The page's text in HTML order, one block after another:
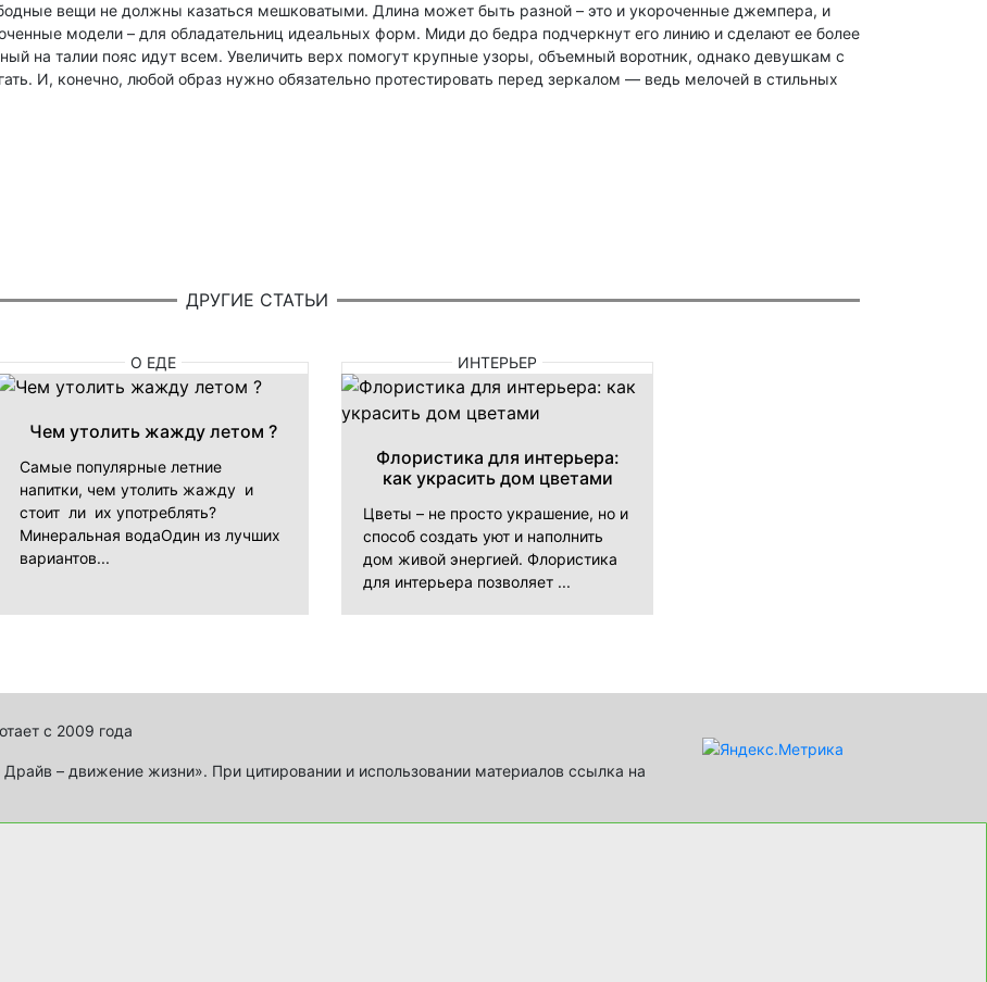
вещи не должны казаться мешковатыми. Длина может быть разной – это и укороченные джемпера, и
модели – для обладательниц идеальных форм. Миди до бедра подчеркнут его линию и сделают ее более
на талии пояс идут всем. Увеличить верх помогут крупные узоры, объемный воротник, однако девушкам с
И, конечно, любой образ нужно обязательно протестировать перед зеркалом — ведь мелочей в стильных
ДРУГИЕ СТАТЬИ
О ЕДЕ
Чем утолить жажду летом ?
Самые популярные летние
напитки, чем утолить жажду и
стоит ли их употреблять?
Минеральная водаОдин из лучших
вариантов...
ИНТЕРЬЕР
Флористика для интерьера:
как украсить дом цветами
Цветы – не просто украшение, но и
способ создать уют и наполнить
дом живой энергией. Флористика
для интерьера позволяет ...
с 2009 года
– движение жизни». При цитировании и использовании материалов ссылка на